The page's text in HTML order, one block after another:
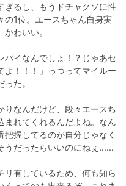
ぎるし、もうドチャクソに性
の1位。エースちゃん自身実
わいい。
イなんでしょ！？じゃあセ
よ！！！」っつってマイルー
た。
なんだけど、段々エースち
まれてくれるんだよね。なん
握してるのが自分じゃなく
うだったらいいのにねぇ……
有しているため、何も知ら